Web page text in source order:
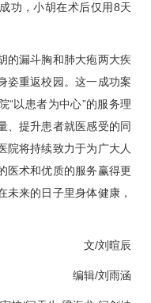
功，小胡在术后仅用8天
漏斗胸和肺大疱两大疾
姿重返校园。这一成功案
“以患者为中心”的服务理
、提升患者就医感受的同
院将持续致力于为广大人
医术和优质的服务赢得更
未来的日子里身体健康，
文/刘暄辰
编辑/刘雨涵